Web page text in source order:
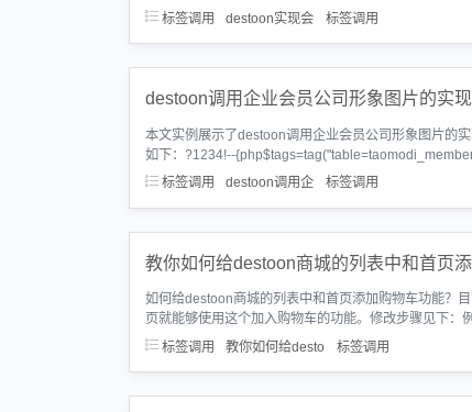
标签调用
destoon实现会 标签调用
destoon调用企业会员公司形象图片的实
本文实例展示了destoon调用企业会员公司形象图片的
如下：?1234!--
标签调用
destoon调用企 标签调用
教你如何给destoon商城的列表中和首页
如何给destoon商城的列表中和首页添加购物车功能？
页就能够使用这个加入购物车的功能。修改步骤见下：
标签调用
教你如何给desto 标签调用